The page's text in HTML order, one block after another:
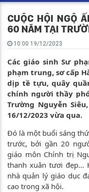
CUỘC HỘI NGỘ
60 NĂM TẠI
10:00 19/12/2023
Các giáo sinh Sư
phạm trung, sơ cấp
dịp tề tựu, quây
chính người thầy
Trường Nguyễn
16/12/2023 vừa qua.
Đó là một buổi sáng
trước, bởi gần 20
giáo môn Chính trị
thanh xuân tươi đẹp...
nhà quản lý giáo dục
cao trong xã hội.